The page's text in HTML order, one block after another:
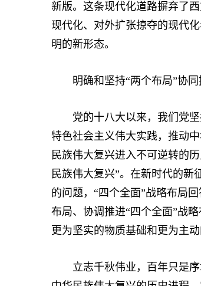
新版。这条现代化道路摒弃了
现代化、对外扩张掠夺的现代
明的新形态。
明确和坚持“两个布局”协同
党的十八大以来，我们党坚
特色社会主义伟大实践，推动
民族伟大复兴进入不可逆转的
民族伟大复兴”。在新时代的新
的问题，“四个全面”战略布局
布局、协调推进“四个全面”战
更为坚实的物质基础和更为主动
立志千秋伟业，百年只是序